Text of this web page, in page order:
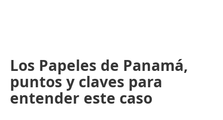
Los Papeles de Panamá,
puntos y claves para
entender este caso